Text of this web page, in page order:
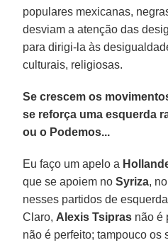
populares mexicanas,
desviam a atenção das
para dirigi-la às
culturais, religiosas.
Se crescem os
se reforça uma esquerda
ou o Podemos...
Eu faço um apelo a
que se apoiem noSyriza, no
nesses partidos de
Claro, Alexis Tsipras não é
não é perfeito; tampouco os